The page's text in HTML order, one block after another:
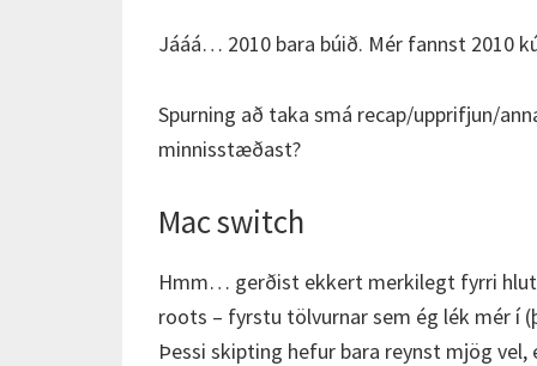
Jááá… 2010 bara búið. Mér fannst 2010
Spurning að taka smá recap/upprifjun/
minnisstæðast?
Mac switch
Hmm… gerðist ekkert merkilegt fyrri
roots – fyrstu tölvurnar sem ég lék mér í
Þessi skipting hefur bara reynst mjög vel,